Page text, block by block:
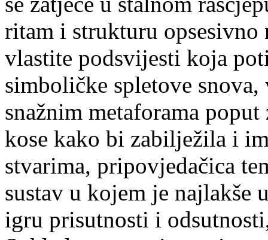
ritam i strukturu
vlastite podsvijesti koja
simboličke spletove
snažnim metaforama
kose kako bi zabilježila i
stvarima, pripovjedačica
sustav u kojem je najlakše
igru prisutnosti i